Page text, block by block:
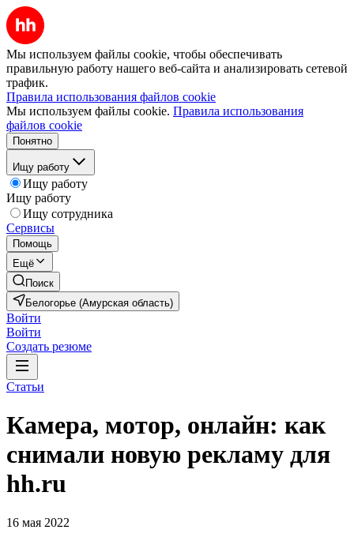
Мы используем файлы cookie, чтобы обеспечивать
правильную работу нашего веб-сайта и анализировать сетевой
трафик.
Правила использования файлов cookie
Мы используем файлы cookie. Правила использования
файлов cookie
Понятно
Ищу работу
Ищу работу
Ищу работу
Ищу сотрудника
Сервисы
Помощь
Ещё
Поиск
Белогорье (Амурская область)
Войти
Войти
Создать резюме
Статьи
Камера, мотор, онлайн: как
снимали новую рекламу для
hh.ru
16 мая 2022